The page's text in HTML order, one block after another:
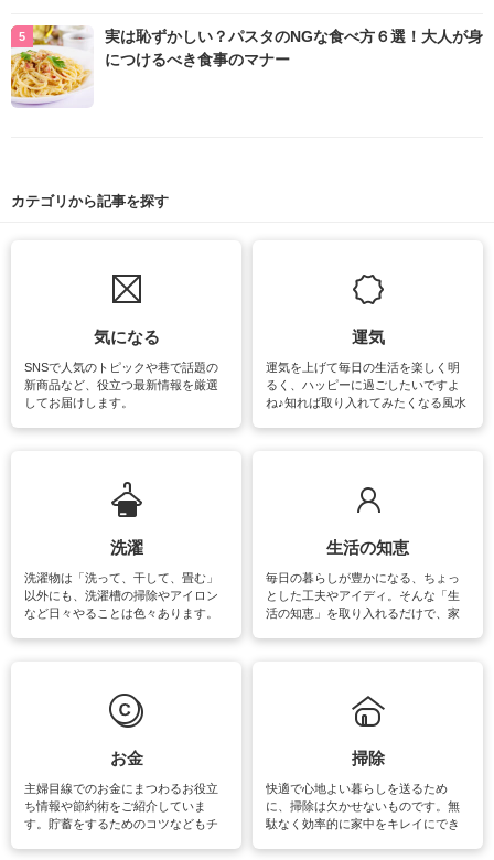
実は恥ずかしい？パスタのNGな食べ方６選！大人が身
につけるべき食事のマナー
カテゴリから記事を探す
気になる
SNSで人気のトピックや巷で話題の
新商品など、役立つ最新情報を厳選
してお届けします。
運気
運気を上げて毎日の生活を楽しく明
るく、ハッピーに過ごしたいですよ
ね♪知れば取り入れてみたくなる風水
洗濯
洗濯物は「洗って、干して、畳む」
以外にも、洗濯槽の掃除やアイロン
など日々やることは色々あります。
マットなどの大きな洗濯物も、正し
い洗い方をすれば自宅で洗うことが
報やお悩み解消のための情報をご紹
生活の知恵
毎日の暮らしが豊かになる、ちょっ
とした工夫やアイディ。そんな「生
活の知恵」を取り入れるだけで、家
お金
主婦目線でのお金にまつわるお役立
ち情報や節約術をご紹介していま
す。貯蓄をするためのコツなどもチ
掃除
快適で心地よい暮らしを送るため
に、掃除は欠かせないものです。無
駄なく効率的に家中をキレイにでき